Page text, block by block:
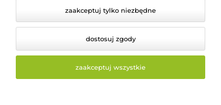
© 2026 beautysystem.pl. Wszelkie prawa zastrzeżone.
zaakceptuj tylko niezbędne
dostosuj zgody
zaakceptuj wszystkie